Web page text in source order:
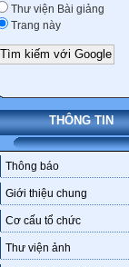
Thư viện Bài giảng
Trang này
THÔNG TIN
Thông báo
Giới thiệu chung
Cơ cấu tổ chức
Thư viện ảnh